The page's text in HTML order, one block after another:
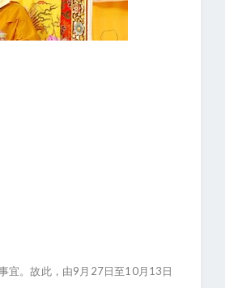
宜。故此，由9月27日至10月13日